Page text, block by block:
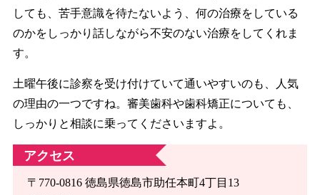
しても、苦手意識を待たないよう、何の治療をしている
のかをしっかり話しながら不安のない治療をしてくれま
す。
土曜午後に診察を受け付けていて通いやすいのも、人気
の理由の一つですね。審美歯科や歯科矯正についても、
しっかりと相談に乗ってくださいますよ。
アクセス
〒770-0816 徳島県徳島市助任本町4丁目13